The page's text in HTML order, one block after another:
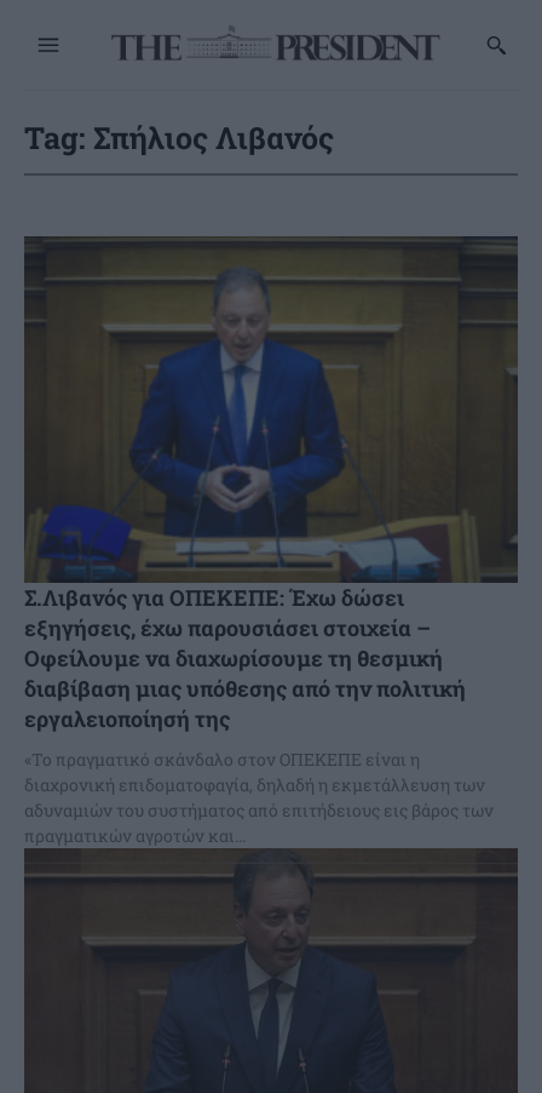
Tag: Σπήλιος Λιβανός
Σ.Λιβανός για ΟΠΕΚΕΠΕ: Έχω δώσει
εξηγήσεις, έχω παρουσιάσει στοιχεία –
Οφείλουμε να διαχωρίσουμε τη θεσμική
διαβίβαση μιας υπόθεσης από την πολιτική
εργαλειοποίησή της
«Το πραγματικό σκάνδαλο στον ΟΠΕΚΕΠΕ είναι η
διαχρονική επιδοματοφαγία, δηλαδή η εκμετάλλευση των
αδυναμιών του συστήματος από επιτήδειους εις βάρος των
πραγματικών αγροτών και...